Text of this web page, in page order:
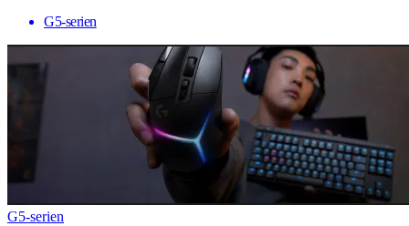
G5-serien
G5-serien